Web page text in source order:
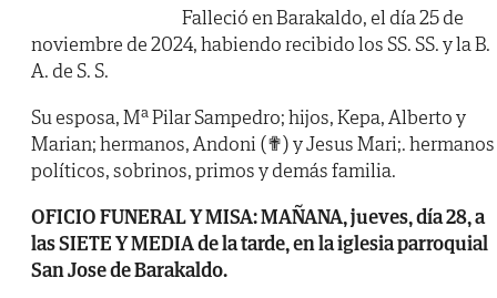
Falleció en Barakaldo, el día 25 de
noviembre de 2024, habiendo recibido los SS. SS. y la B.
A. de S. S.
Su esposa, Mª Pilar Sampedro; hijos, Kepa, Alberto y
Marian; hermanos, Andoni (✟) y Jesus Mari;. hermanos
políticos, sobrinos, primos y demás familia.
OFICIO FUNERAL Y MISA: MAÑANA, jueves, día 28, a
las SIETE Y MEDIA de la tarde, en la iglesia parroquial
San Jose de Barakaldo.